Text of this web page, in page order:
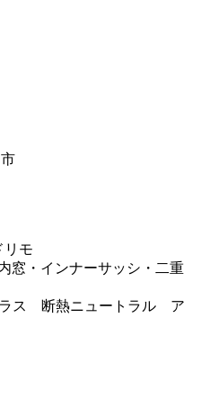
リモ
窓・インナーサッシ・二重
ラス 断熱ニュートラル ア